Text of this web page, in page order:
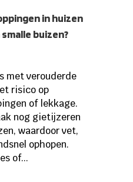
in huizen
buizen?
met verouderde
risico op
of lekkage.
nog gietijzeren
waardoor vet,
ophopen.
of...